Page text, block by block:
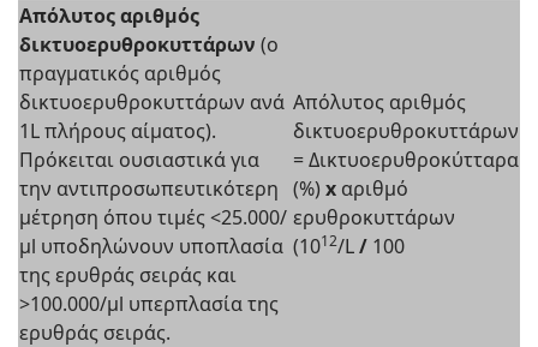
Απόλυτος αριθμός
δικτυοερυθροκυττάρων (ο
πραγματικός αριθμός
δικτυοερυθροκυττάρων ανά
1L πλήρους αίματος).
Πρόκειται ουσιαστικά για
την αντιπροσωπευτικότερη
μέτρηση όπου τιμές <25.000/
μl υποδηλώνουν υποπλασία
της ερυθράς σειράς και
>100.000/μl υπερπλασία της
ερυθράς σειράς.
Απόλυτος αριθμός
δικτυοερυθροκυττάρων
= Δικτυοερυθροκύτταρα
(%) x αριθμό
ερυθροκυττάρων
(1012/L/ 100